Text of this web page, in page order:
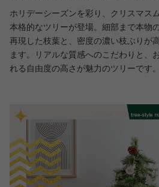
ホリデーシーズンを彩り、クリスマス
本格的なツリーが登場。細部まで本物
再現した枝葉と、密度の濃い枝ぶりが
ます。リアルな質感へのこだわりと、
れる自由度の高さが魅力のツリーです。